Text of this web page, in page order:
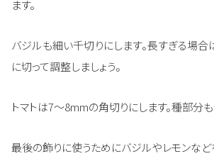
ます。
バジルも細い千切りにします。長すぎる場
に切って調整しましょう。
トマトは7～8mmの角切りにします。種部分
最後の飾りに使うためにバジルやレモンなど